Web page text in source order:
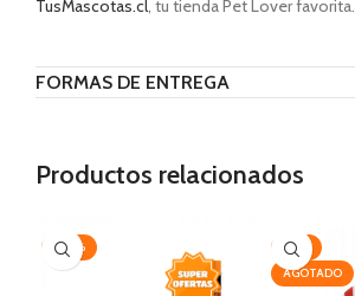
TusMascotas.cl, tu tienda Pet Lover favorita.
FORMAS DE ENTREGA
Productos relacionados
-20%
-14%
AGOTADO